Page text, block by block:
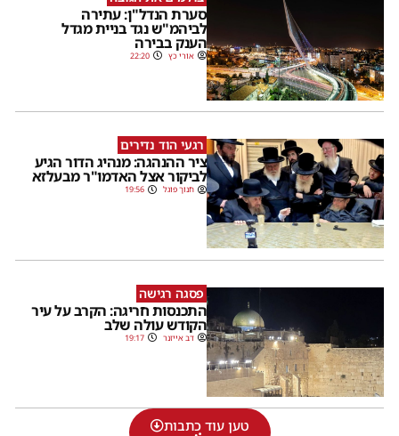
סערת הנדל"ן: עתירה
לביהמ"ש נגד בניית מגדל
הענק בבירה
אורי כץ 22:20
רגעי הוד נדירים
ציר ההנהגה: מנהיג הדור הגיע
לביקור אצל האדמו"ר מבעלזא
חנוך פוגל 19:56
פסגה רגישה
התכנסות חריגה: הקרב על עיר
הקודש עולה שלב
דב אייזנר 19:17
טען עוד כתבות